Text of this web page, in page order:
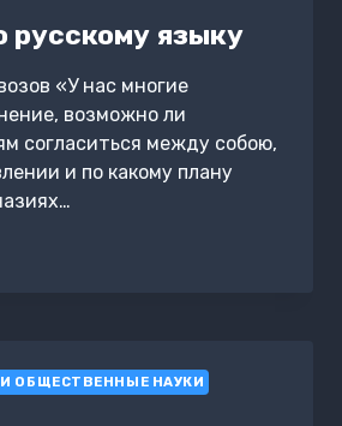
русскому языку
«У нас многие
возможно ли
согласиться между собою,
и по какому плану
ОБЩЕСТВЕННЫЕ НАУКИ